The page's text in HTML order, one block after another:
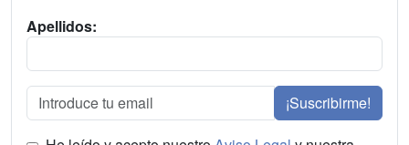
Apellidos:
¡Suscribirme!